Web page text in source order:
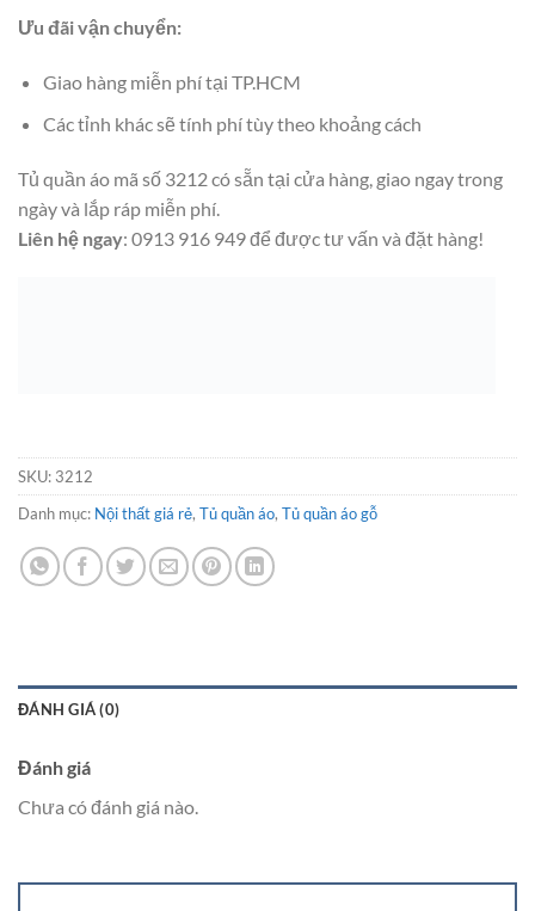
Ưu đãi vận chuyển:
Giao hàng miễn phí tại TP.HCM
Các tỉnh khác sẽ tính phí tùy theo khoảng cách
Tủ quần áo mã số 3212 có sẵn tại cửa hàng, giao ngay trong
ngày và lắp ráp miễn phí.
Liên hệ ngay: 0913 916 949 để được tư vấn và đặt hàng!
SKU: 3212
Danh mục: Nội thất giá rẻ, Tủ quần áo, Tủ quần áo gỗ
ĐÁNH GIÁ (0)
Đánh giá
Chưa có đánh giá nào.